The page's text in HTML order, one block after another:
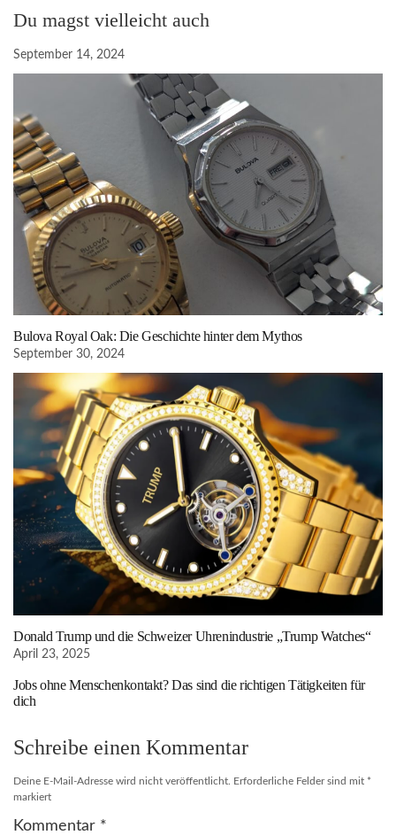
Du magst vielleicht auch
September 14, 2024
Bulova Royal Oak: Die Geschichte hinter dem Mythos
September 30, 2024
Donald Trump und die Schweizer Uhrenindustrie „Trump Watches“
April 23, 2025
Jobs ohne Menschenkontakt? Das sind die richtigen Tätigkeiten für
dich
Schreibe einen Kommentar
Deine E-Mail-Adresse wird nicht veröffentlicht. Erforderliche Felder sind mit *
markiert
Kommentar *